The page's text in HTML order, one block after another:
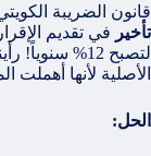
قانون الضريبة
تأخير في تقديم
لتصبح 12%
الأصلية لأنها
الحل: